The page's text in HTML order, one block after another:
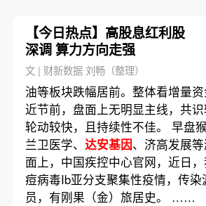
【今日热点】高股息红利股
深调 算力方向走强
文 | 财新数据 刘畅（整理）
油等板块跌幅居前。整体看增量
近节前，盘面上无明显主线，共
轮动较快，且持续性不佳。 早盘
兰卫医学、 达安基因、济高发展
面上，中国疾控中心官网，近日
痘病毒Ib亚分支聚集性疫情，传染
员，有刚果（金）旅居史。 ……